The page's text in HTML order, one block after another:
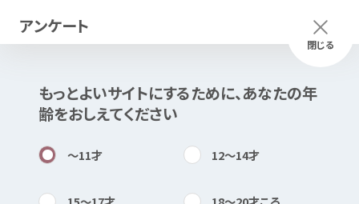
ふりがな つかいかた メニュー
閉じる
アンケート
もっとよいサイトにするために、あなたの年
齢をおしえてください
〜11才 12〜14才
このページは公開情報をもとに
Mexで作成